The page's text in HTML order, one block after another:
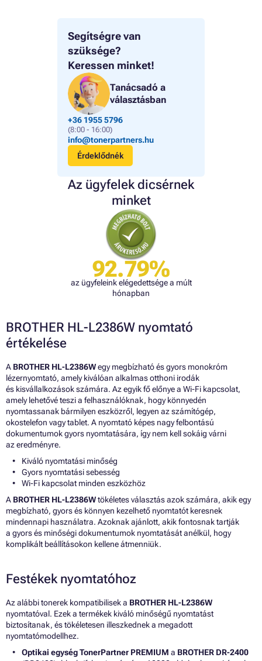
Segítségre van
szüksége?
Keressen minket!
Tanácsadó a
választásban
+36 1955 5796
(8:00 - 16:00)
info@tonerpartners.hu
Érdeklődnék
Az ügyfelek dicsérnek
minket
92.79%
az ügyfeleink elégedettsége a múlt
hónapban
BROTHER HL-L2386W nyomtató
értékelése
A BROTHER HL-L2386Wegy megbízható és gyors monokróm
lézernyomtató, amely kiválóan alkalmas otthoni irodák
és kisvállalkozások számára. Az egyik fő előnye a Wi-Fi kapcsolat,
amely lehetővé teszi a felhasználóknak, hogy könnyedén
nyomtassanak bármilyen eszközről, legyen az számítógép,
okostelefon vagy tablet. A nyomtató képes nagy felbontású
dokumentumok gyors nyomtatására, így nem kell sokáig várni
az eredményre.
Kiváló nyomtatási minőség
Gyors nyomtatási sebesség
Wi-Fi kapcsolat minden eszközhöz
A BROTHER HL-L2386Wtökéletes választás azok számára, akik egy
megbízható, gyors és könnyen kezelhető nyomtatót keresnek
mindennapi használatra. Azoknak ajánlott, akik fontosnak tartják
a gyors és minőségi dokumentumok nyomtatását anélkül, hogy
komplikált beállításokon kellene átmenniük.
Festékek nyomtatóhoz
Az alábbi tonerek kompatibilisek a BROTHER HL-L2386W
nyomtatóval. Ezek a termékek kiváló minőségű nyomtatást
biztosítanak, és tökéletesen illeszkednek a megadott
nyomtatómodellhez.
Optikai egység TonerPartner PREMIUM a BROTHER DR-2400